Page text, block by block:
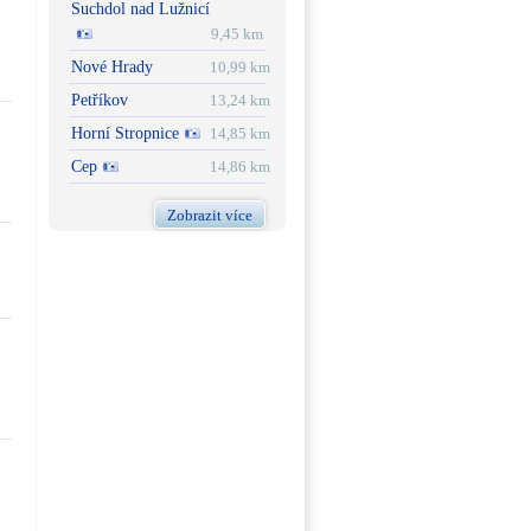
Suchdol nad Lužnicí
9,45 km
Nové Hrady
10,99 km
Petříkov
13,24 km
Horní Stropnice
14,85 km
Cep
14,86 km
Zobrazit více